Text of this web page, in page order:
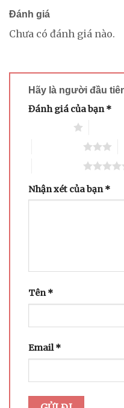
Đánh giá
Chưa có đánh giá nào.
Hãy là người đầu
Đánh giá của bạn*
Nhận xét của bạn*
Tên*
Email*